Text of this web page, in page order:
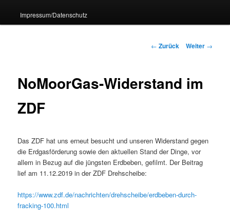
Impressum/Datenschutz
Beitrags-
← Zurück Weiter →
NoMoorGas-Widerstand im
ZDF
Das ZDF hat uns erneut besucht und unseren Widerstand gegen
die Erdgasförderung sowie den aktuellen Stand der Dinge, vor
allem in Bezug auf die jüngsten Erdbeben, gefilmt. Der Beitrag
lief am 11.12.2019 in der ZDF Drehscheibe:
https://www.zdf.de/nachrichten/drehscheibe/erdbeben-durch-
fracking-100.html